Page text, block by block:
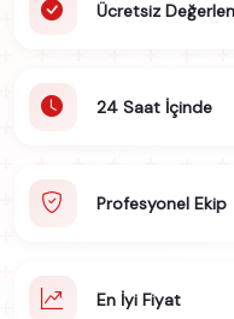
Ücretsiz
24 Saat İçinde
Profesyonel Ekip
En İyi Fiyat